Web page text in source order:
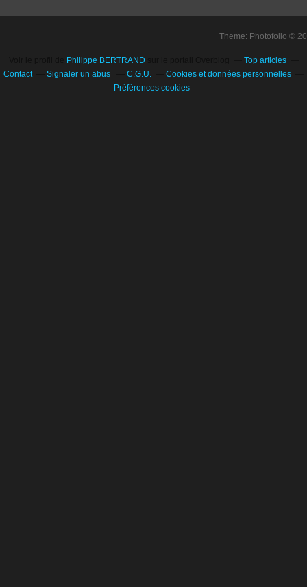
Theme: Photofolio ©
Philippe BERTRAND
Top articles
Contact
Signaler un abus C.G.U.
Cookies et données personnelles
Préférences cookies